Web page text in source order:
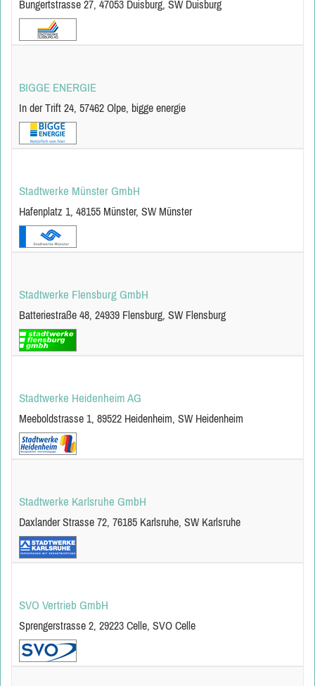
Bungertstrasse 27, 47053 Duisburg, SW Duisburg
BIGGE ENERGIE
In der Trift 24, 57462 Olpe, bigge energie
Stadtwerke Münster GmbH
Hafenplatz 1, 48155 Münster, SW Münster
Stadtwerke Flensburg GmbH
Batteriestraße 48, 24939 Flensburg, SW Flensburg
Stadtwerke Heidenheim AG
Meeboldstrasse 1, 89522 Heidenheim, SW Heidenheim
Stadtwerke Karlsruhe GmbH
Daxlander Strasse 72, 76185 Karlsruhe, SW Karlsruhe
SVO Vertrieb GmbH
Sprengerstrasse 2, 29223 Celle, SVO Celle